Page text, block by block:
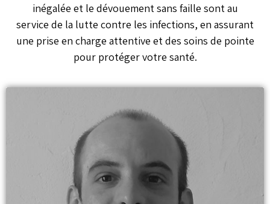
inégalée et le dévouement sans faille sont au
service de la lutte contre les infections, en assurant
une prise en charge attentive et des soins de pointe
pour protéger votre santé.